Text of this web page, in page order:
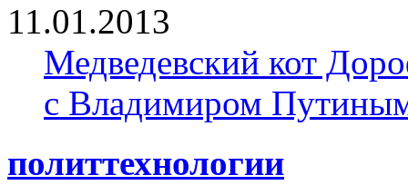
11.01.2013
Медведевский кот
с Владимиром
политтехнологии